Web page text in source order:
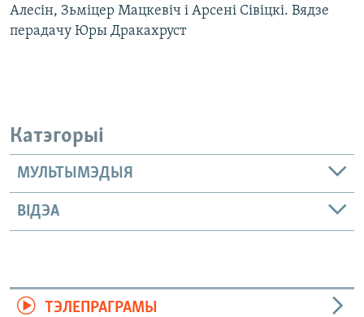
Алесін, Зьміцер Мацкевіч і Арсені Сівіцкі. Вядзе
перадачу Юры Дракахруст
Катэгорыі
МУЛЬТЫМЭДЫЯ
ВІДЭА
ТЭЛЕПРАГРАМЫ